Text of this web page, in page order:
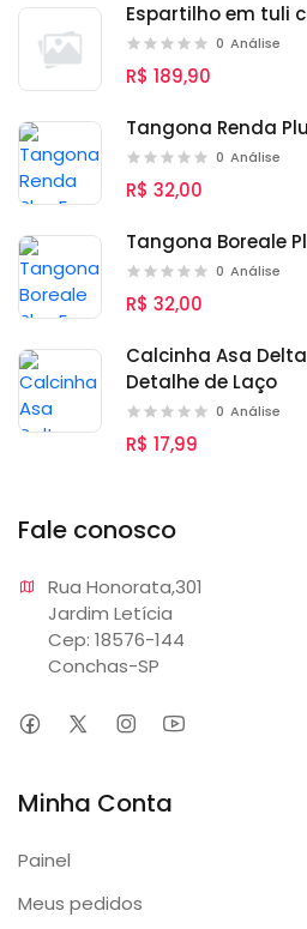
Espartilho em tuli
0 Análise
R$ 189,90
Tangona Renda
0 Análise
R$ 32,00
Tangona Boreale
0 Análise
R$ 32,00
Calcinha Asa
Detalhe de Laço
0 Análise
R$ 17,99
Fale conosco
Rua Honorata,301
Jardim Letícia
Cep: 18576-144
Conchas-SP
Minha Conta
Painel
Meus pedidos